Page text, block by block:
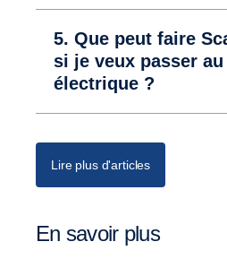
5. Que peut faire
si je veux passer
électrique ?
Lire plus d'articles
En savoir plus